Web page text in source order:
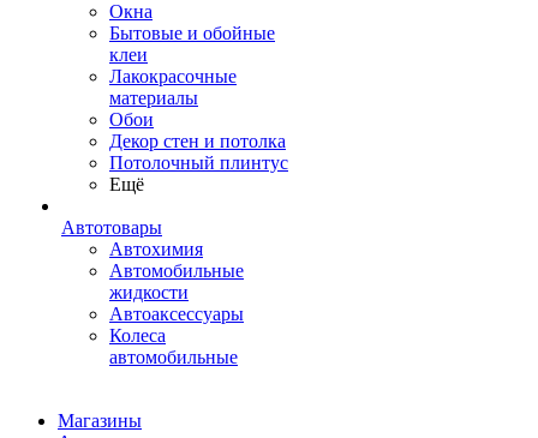
Окна
Бытовые и обойные
клеи
Лакокрасочные
материалы
Обои
Декор стен и потолка
Потолочный плинтус
Ещё
Автотовары
Автохимия
Автомобильные
жидкости
Автоаксессуары
Колеса
автомобильные
Магазины